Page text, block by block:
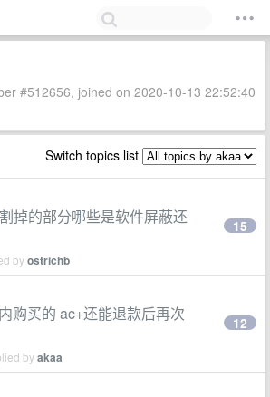
#512656, joined on 2020-10-13 22:52:40
Switch topics list
掉的部分哪些是软件屏蔽还
byostrichb
15
购买的 ac+还能退款后再次
byakaa
12